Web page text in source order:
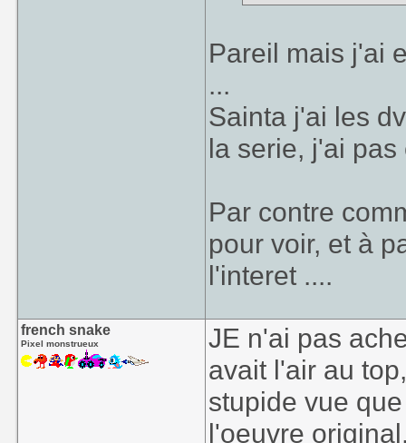
Pareil mais j'ai
...
Sainta j'ai les
la serie, j'ai
Par contre
pour voir, et à
l'interet ....
french snake
Pixel monstrueux
JE n'ai pas
avait l'air au
stupide vue
l'oeuvre